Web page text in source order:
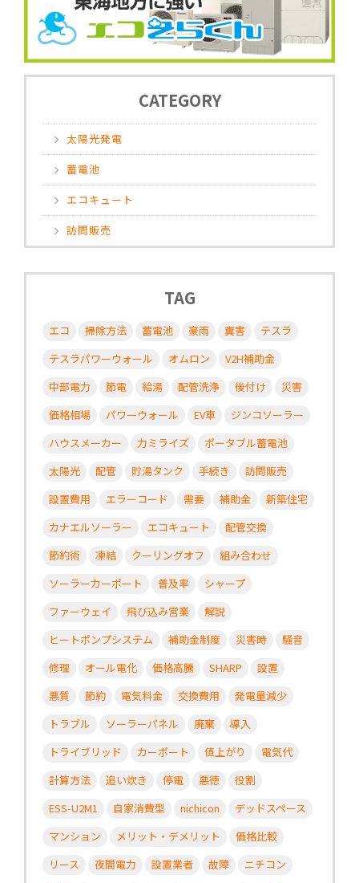
CATEGORY
太陽光発電
蓄電池
エコキュート
訪問販売
TAG
エコ 掃除方法 蓄電池 豪雨 糞害
テスラ
テスラパワーウォール
オムロン
V2H補助金
中部電力
節電 給湯 配管洗浄 後付け
災害
価格相場
パワーウォール EV車
ジンコソーラー
ハウスメーカー
力ミライズ
ポータブル蓄電池
太陽光
配管 貯湯タンク 手続き
訪問販売
設置費用
エラーコード 需要 補助金
新築住宅
カナエルソーラー
エコキュート
配管交換
節約術
凍結 クーリングオフ
組み合わせ
ソーラーカーポート
普及率
シャープ
ファーウェイ
飛び込み営業
解説
ヒートポンプシステム
補助金制度 災害時
騒音
修理
オール電化 価格高騰 SHARP
設置
悪質
節約 電気料金 交換費用
発電量減少
トラブル
ソーラーパネル 廃棄
導入
トライブリッド
カーポート 値上がり
電気代
計算方法
追い炊き 停電 悪徳
役割
ESS-U2M1
自家消費型 nichicon
デッドスペース
マンション
メリット・デメリット
価格比較
リース
夜間電力 設置業者 故障
ニチコン